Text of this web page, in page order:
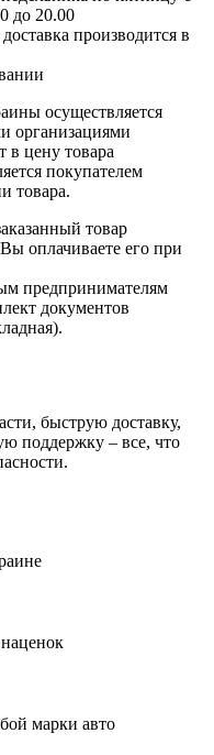
до 20.00
производится в
осуществляется
организациями
в цену товара
покупателем
товара.
товар
оплачиваете его при
предпринимателям
документов
быструю доставку,
поддержку – все, что
марки авто